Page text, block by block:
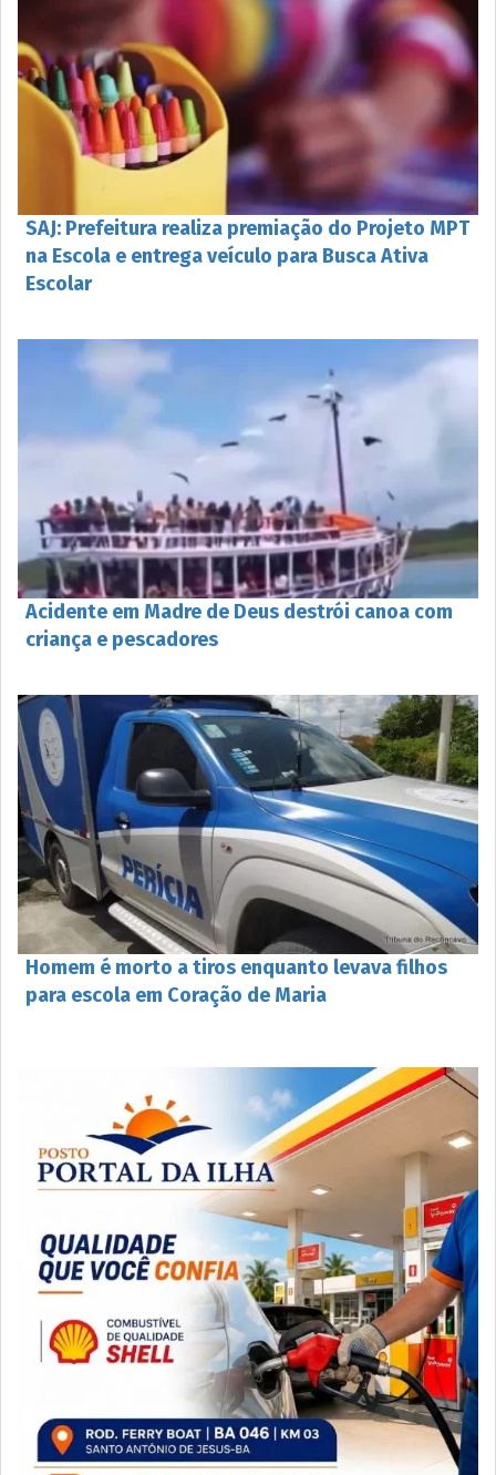
SAJ: Prefeitura realiza premiação do Projeto MPT
na Escola e entrega veículo para Busca Ativa
Escolar
Acidente em Madre de Deus destrói canoa com
criança e pescadores
Homem é morto a tiros enquanto levava filhos
para escola em Coração de Maria